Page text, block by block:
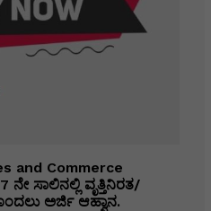
and Commerce
ಸಾಲಿನಲ್ಲಿ ವೃತ್ತಿನಿರತ/
ಅರ್ಜಿ ಆಹ್ವಾನ.